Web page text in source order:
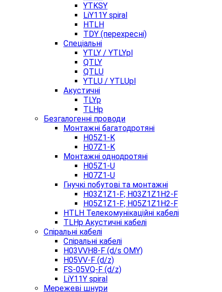
YTKSY
LiY11Y spiral
HTLH
TDY (перехресні)
Спеціальні
YTLY / YTLYpl
QTLY
QTLU
YTLU / YTLUpl
Акустичні
TLYp
TLHp
Безгалогенні проводи
Монтажні багатодротяні
H05Z1-K
H07Z1-K
Монтажні однодротяні
H05Z1-U
H07Z1-U
Гнучкі побутові та монтажні
H03Z1Z1-F; H03Z1Z1H2-F
H05Z1Z1-F; H05Z1Z1H2-F
HTLH Телекомунікаційні кабелі
TLHp Акустичні кабелі
Спіральні кабелі
Спіральні кабелі
H03VVH8-F (d/s OMY)
H05VV-F (d/z)
FS-05VQ-F (d/z)
LiY11Y spiral
Мережеві шнури